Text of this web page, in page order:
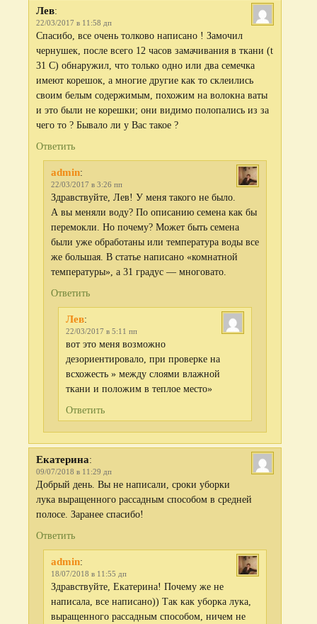
Лев:
22/03/2017 в 11:58 дп
Спасибо, все очень толково написано ! Замочил
чернушек, после всего 12 часов замачивания в ткани (t
31 С) обнаружил, что только одно или два семечка
имеют корешок, а многие другие как то склеились
своим белым содержимым, похожим на волокна ваты
и это были не корешки; они видимо полопались из за
чего то ? Бывало ли у Вас такое ?
Ответить
admin:
22/03/2017 в 3:26 пп
Здравствуйте, Лев! У меня такого не было.
А вы меняли воду? По описанию семена как бы
перемокли. Но почему? Может быть семена
были уже обработаны или температура воды все
же большая. В статье написано «комнатной
температуры», а 31 градус — многовато.
Ответить
Лев:
22/03/2017 в 5:11 пп
вот это меня возможно
дезориентировало, при проверке на
всхожесть » между слоями влажной
ткани и положим в теплое место»
Ответить
Екатерина:
09/07/2018 в 11:29 дп
Добрый день. Вы не написали, сроки уборки
лука выращенного рассадным способом в средней
полосе. Заранее спасибо!
Ответить
admin:
18/07/2018 в 11:55 дп
Здравствуйте, Екатерина! Почему же не
написала, все написано)) Так как уборка лука,
выращенного рассадным способом, ничем не